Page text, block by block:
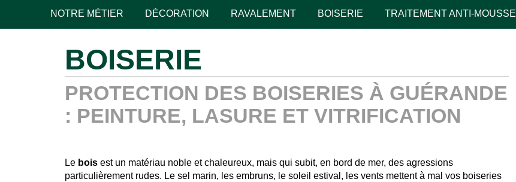
NOTRE MÉTIER DÉCORATION RAVALEMENT BOISERIE TRAITEMENT ANTI-MOUSSE
BOISERIE
PROTECTION DES BOISERIES À GUÉRANDE
: PEINTURE, LASURE ET VITRIFICATION
Leboisest un matériau noble et chaleureux, mais qui subit, en bord de mer, des agressions
particulièrement rudes. Le sel marin, les embruns, le soleil estival, les vents mettent à mal vos boiseries